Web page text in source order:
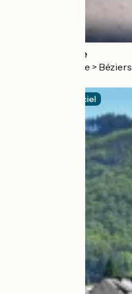
La Véloccitanie
Seuil de Naurouze > Béziers
Itinéraire officiel